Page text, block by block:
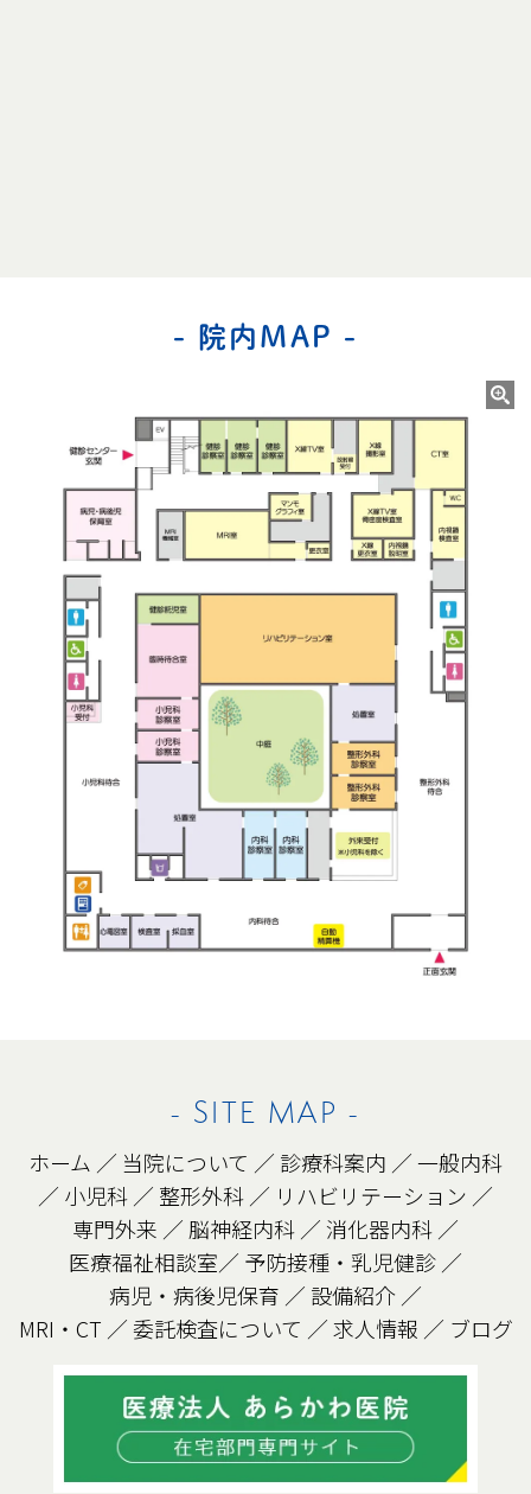
- 院内MAP -
- SITE MAP -
ホーム ／ 当院について ／ 診療科案内 ／一般内科
／ 小児科 ／ 整形外科 ／ リハビリテーション ／
専門外来 ／ 脳神経内科 ／消化器内科 ／
医療福祉相談室／ 予防接種・乳児健診 ／
病児・病後児保育 ／ 設備紹介 ／
MRI・CT ／委託検査について ／求人情報 ／ ブログ